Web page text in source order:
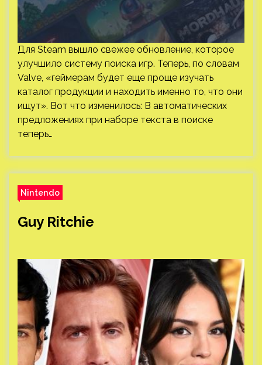
Для Steam вышло свежее обновление, которое
улучшило систему поиска игр. Теперь, по словам
Valve, «геймерам будет еще проще изучать
каталог продукции и находить именно то, что они
ищут». Вот что изменилось: В автоматических
предложениях при наборе текста в поиске
теперь…
Nintendo
Guy Ritchie